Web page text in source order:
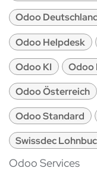
Odoo
Odoo Helpdesk
Odoo KI
Odoo
Odoo Österreich
Odoo Standard
Swissdec
Odoo Services